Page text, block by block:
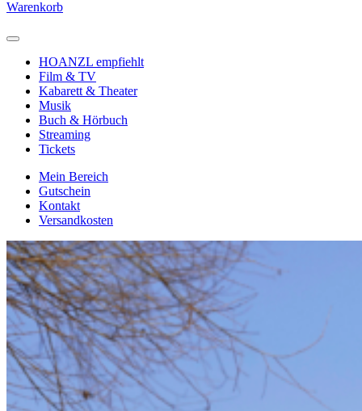
Warenkorb
HOANZL empfiehlt
Film & TV
Kabarett & Theater
Musik
Buch & Hörbuch
Streaming
Tickets
Mein Bereich
Gutschein
Kontakt
Versandkosten